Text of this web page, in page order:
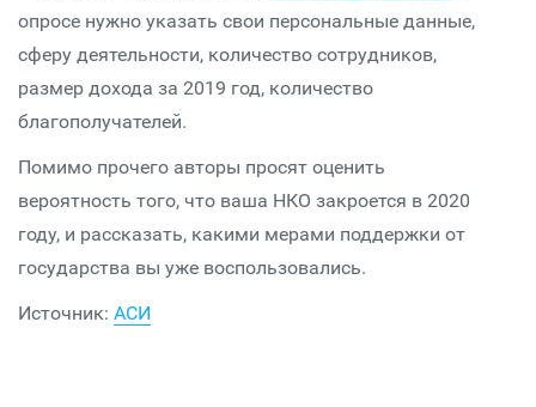
опросе нужно указать свои персональные данные,
сферу деятельности, количество сотрудников,
размер дохода за 2019 год, количество
благополучателей.
Помимо прочего авторы просят оценить
вероятность того, что ваша НКО закроется в 2020
году, и рассказать, какими мерами поддержки от
государства вы уже воспользовались.
Источник: АСИ